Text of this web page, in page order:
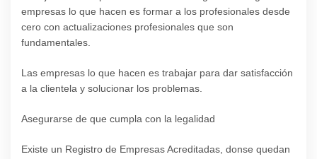
empresas lo que hacen es formar a los profesionales desde
cero con actualizaciones profesionales que son
fundamentales.
Las empresas lo que hacen es trabajar para dar satisfacción
a la clientela y solucionar los problemas.
Asegurarse de que cumpla con la legalidad
Existe un Registro de Empresas Acreditadas, donse quedan